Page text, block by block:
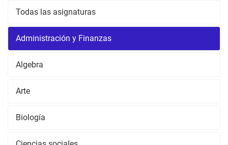
Todas las asignaturas
Administración y Finanzas
Algebra
Arte
Biología